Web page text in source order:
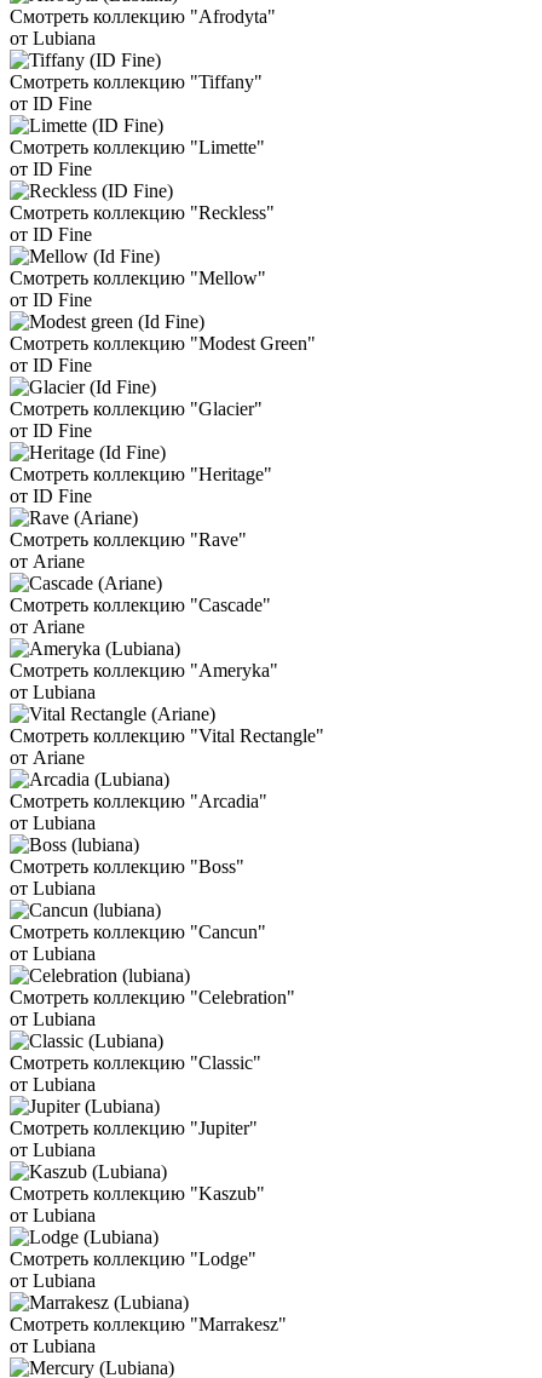
Смотреть коллекцию "Afrodyta"
от Lubiana
Смотреть коллекцию "Tiffany"
от ID Fine
Смотреть коллекцию "Limette"
от ID Fine
Смотреть коллекцию "Reckless"
от ID Fine
Смотреть коллекцию "Mellow"
от ID Fine
Смотреть коллекцию "Modest Green"
от ID Fine
Смотреть коллекцию "Glacier"
от ID Fine
Смотреть коллекцию "Heritage"
от ID Fine
Смотреть коллекцию "Rave"
от Ariane
Смотреть коллекцию "Cascade"
от Ariane
Смотреть коллекцию "Ameryka"
от Lubiana
Смотреть коллекцию "Vital Rectangle"
от Ariane
Смотреть коллекцию "Arcadia"
от Lubiana
Смотреть коллекцию "Boss"
от Lubiana
Смотреть коллекцию "Cancun"
от Lubiana
Смотреть коллекцию "Celebration"
от Lubiana
Смотреть коллекцию "Classic"
от Lubiana
Смотреть коллекцию "Jupiter"
от Lubiana
Смотреть коллекцию "Kaszub"
от Lubiana
Смотреть коллекцию "Lodge"
от Lubiana
Смотреть коллекцию "Marrakesz"
от Lubiana